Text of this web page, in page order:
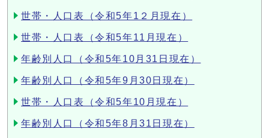
世帯・人口表（令和5年1２月現在）
世帯・人口表（令和5年11月現在）
年齢別人口（令和5年10月31日現在）
年齢別人口（令和5年9月30日現在）
世帯・人口表（令和5年10月現在）
年齢別人口（令和5年8月31日現在）